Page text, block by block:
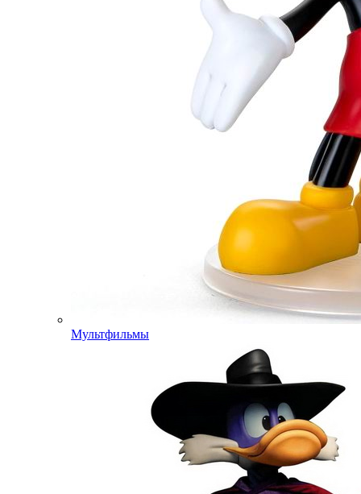
Мультфильмы